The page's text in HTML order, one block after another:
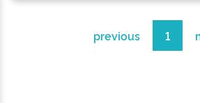
previous 1